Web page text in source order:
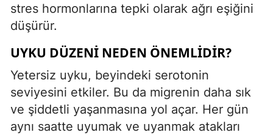
stres hormonlarına tepki olarak ağrı eşiğini
düşürür.
UYKU DÜZENI NEDEN ÖNEMLIDIR?
Yetersiz uyku, beyindeki serotonin
seviyesini etkiler. Bu da migrenin daha sık
ve şiddetli yaşanmasına yol açar. Her gün
aynı saatte uyumak ve uyanmak atakları